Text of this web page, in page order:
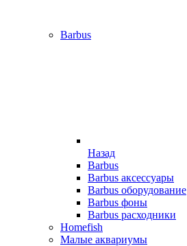
Barbus
Назад
Barbus
Barbus аксессуары
Barbus оборудование
Barbus фоны
Barbus расходники
Homefish
Малые аквариумы